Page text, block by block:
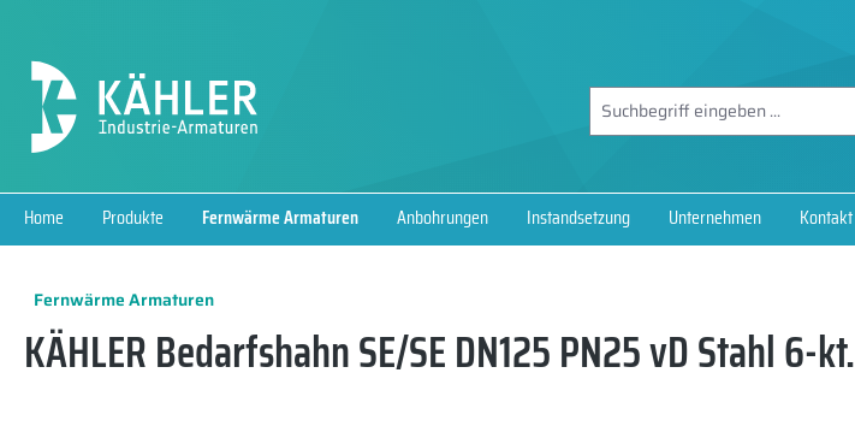
Home Produkte Fernwärme Armaturen Anbohrungen Instandsetzung Unternehmen Kontakt
Fernwärme Armaturen
KÄHLER Bedarfshahn SE/SE DN125 PN25 vD Stahl 6-kt.